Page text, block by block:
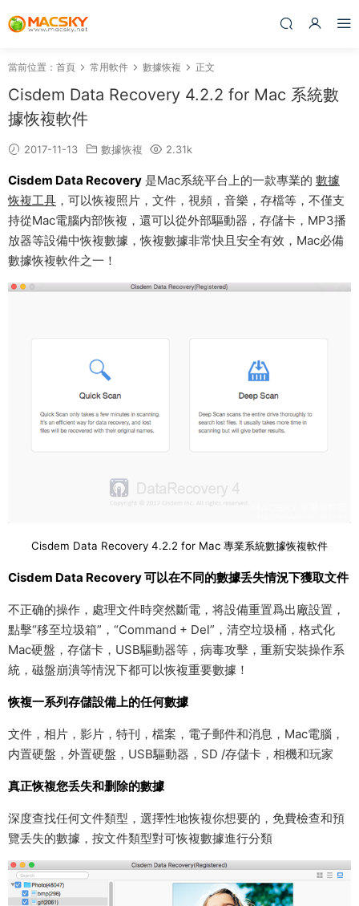
當前位置： 首頁 常用軟件 數據恢複 正文
Cisdem Data Recovery 4.2.2 for Mac 系統數
據恢複軟件
2017-11-13 數據恢複 2.31k
Cisdem Data Recovery 是Mac系統平台上的一款專業的 數據
恢複工具 ，可以恢複照片，文件，視頻，音樂，存檔等，不僅支
持從Mac電腦内部恢複，還可以從外部驅動器，存儲卡，MP3播
放器等設備中恢複數據，恢複數據非常快且安全有效，Mac必備
數據恢複軟件之一！
Cisdem Data Recovery 4.2.2 for Mac 專業系統數據恢複軟件
Cisdem Data Recovery 可以在不同的數據丢失情況下獲取文件
不正确的操作，處理文件時突然斷電，将設備重置爲出廠設置，
點擊“移至垃圾箱”，“Command + Del”，清空垃圾桶，格式化
Mac硬盤，存儲卡，USB驅動器等，病毒攻擊，重新安裝操作系
統，磁盤崩潰等情況下都可以恢複重要數據！
恢複一系列存儲設備上的任何數據
文件，相片，影片，特刊，檔案，電子郵件和消息，Mac電腦，
内置硬盤，外置硬盤，USB驅動器，SD /存儲卡，相機和玩家
真正恢複您丢失和删除的數據
深度查找任何文件類型，選擇性地恢複你想要的，免費檢查和預
覽丢失的數據，按文件類型對可恢複數據進行分類